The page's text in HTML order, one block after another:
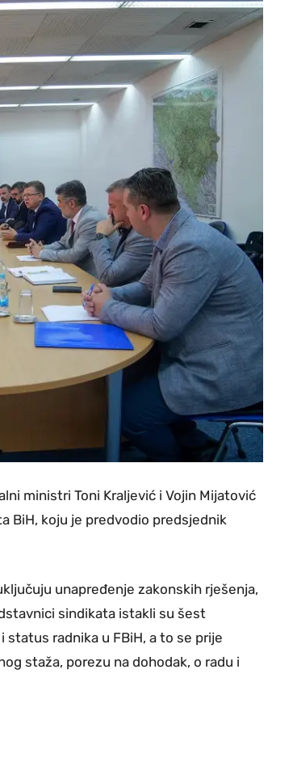
ministri Toni Kraljević i Vojin Mijatović
BiH, koju je predvodio predsjednik
unapređenje zakonskih rješenja,
sindikata istakli su šest
radnika u FBiH, a to se prije
staža, porezu na dohodak, o radu i